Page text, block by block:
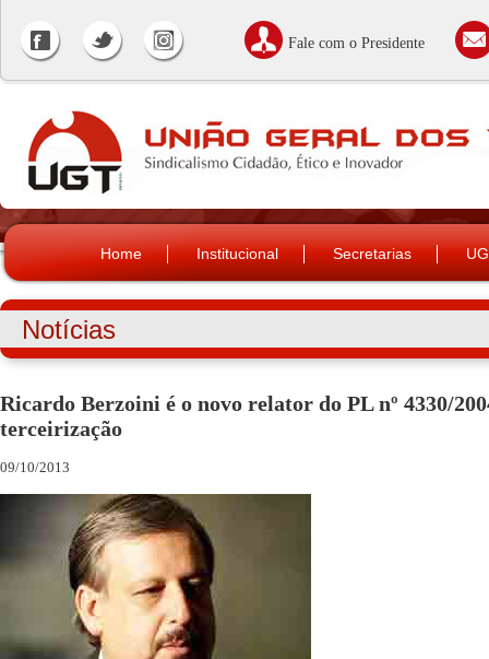
Fale com o Presidente
Home Institucional Secretarias
Notícias
Ricardo Berzoini é o novo relator do PL nº 4330/
terceirização
09/10/2013